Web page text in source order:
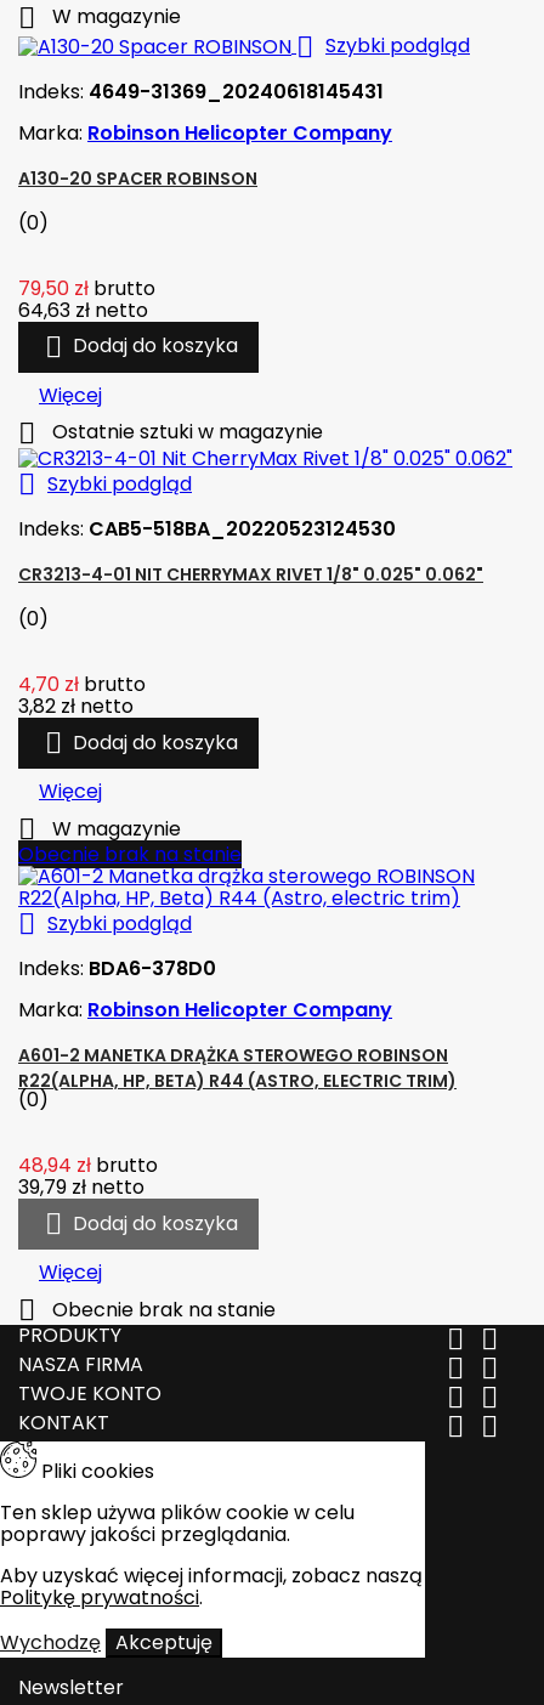
 W magazynie
 Szybki podgląd
Indeks: 4649-31369_20240618145431
Marka: Robinson Helicopter Company
A130-20 SPACER ROBINSON
(0)
79,50 zł brutto
64,63 zł netto
 Dodaj do koszyka
Więcej
 Ostatnie sztuki w magazynie
 Szybki podgląd
Indeks: CAB5-518BA_20220523124530
CR3213-4-01 NIT CHERRYMAX RIVET 1/8" 0.025" 0.062"
(0)
4,70 zł brutto
3,82 zł netto
 Dodaj do koszyka
Więcej

W magazynie
Obecnie brak na stanie
 Szybki podgląd
Indeks: BDA6-378D0
Marka: Robinson Helicopter Company
A601-2 MANETKA DRĄŻKA STEROWEGO ROBINSON
R22(ALPHA, HP, BETA) R44 (ASTRO, ELECTRIC TRIM)
(0)
48,94 zł brutto
39,79 zł netto
 Dodaj do koszyka
Więcej

Obecnie brak na stanie
PRODUKTY
 
NASZA FIRMA  
TWOJE KONTO  
KONTAKT  
Pliki cookies
Ten sklep używa plików cookie w celu
poprawy jakości przeglądania.
Aby uzyskać więcej informacji, zobacz naszą
Politykę prywatności.
Wychodzę Akceptuję
Newsletter